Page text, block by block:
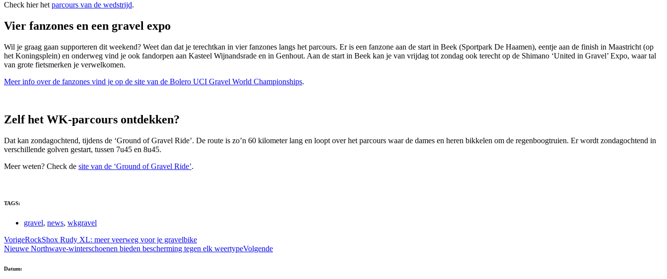
Check hier het parcours van de wedstrijd.
Vier fanzones en een gravel expo
Wil je graag gaan supporteren dit weekend? Weet dan dat je terechtkan in vier fanzones langs het parcours. Er is een fanzone aan de start in Beek (Sportpark De Haamen), eentje aan de finish in Maastricht (op
het Koningsplein) en onderweg vind je ook fandorpen aan Kasteel Wijnandsrade en in Genhout. Aan de start in Beek kan je van vrijdag tot zondag ook terecht op de Shimano ‘United in Gravel’ Expo, waar tal
van grote fietsmerken je verwelkomen.
Meer info over de fanzones vind je op de site van de Bolero UCI Gravel World Championships.
Zelf het WK-parcours ontdekken?
Dat kan zondagochtend, tijdens de ‘Ground of Gravel Ride’. De route is zo’n 60 kilometer lang en loopt over het parcours waar de dames en heren bikkelen om de regenboogtruien. Er wordt zondagochtend in
verschillende golven gestart, tussen 7u45 en 8u45.
Meer weten? Check de site van de ‘Ground of Gravel Ride’.
TAGS:
gravel, news, wkgravel
VorigeRockShox Rudy XL: meer veerweg voor je gravelbike
Nieuwe Northwave-winterschoenen bieden bescherming tegen elk weertypeVolgende
Datum: